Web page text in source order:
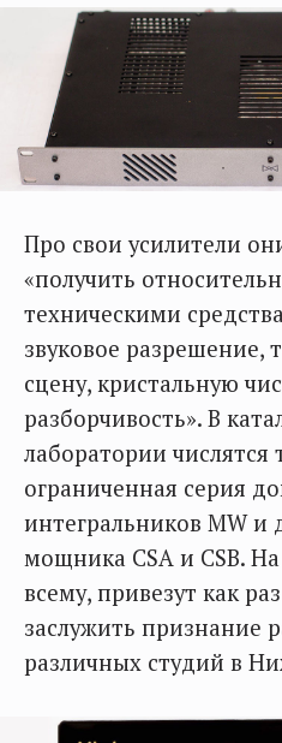
Про свои усилители
«получить
техническими
звуковое разрешение,
сцену, кристальную
разборчивость». В
лаборатории
ограниченная серия
интегральников MW и
мощника CSA и CSB.
всему, привезут как
заслужить признание
различных студий в